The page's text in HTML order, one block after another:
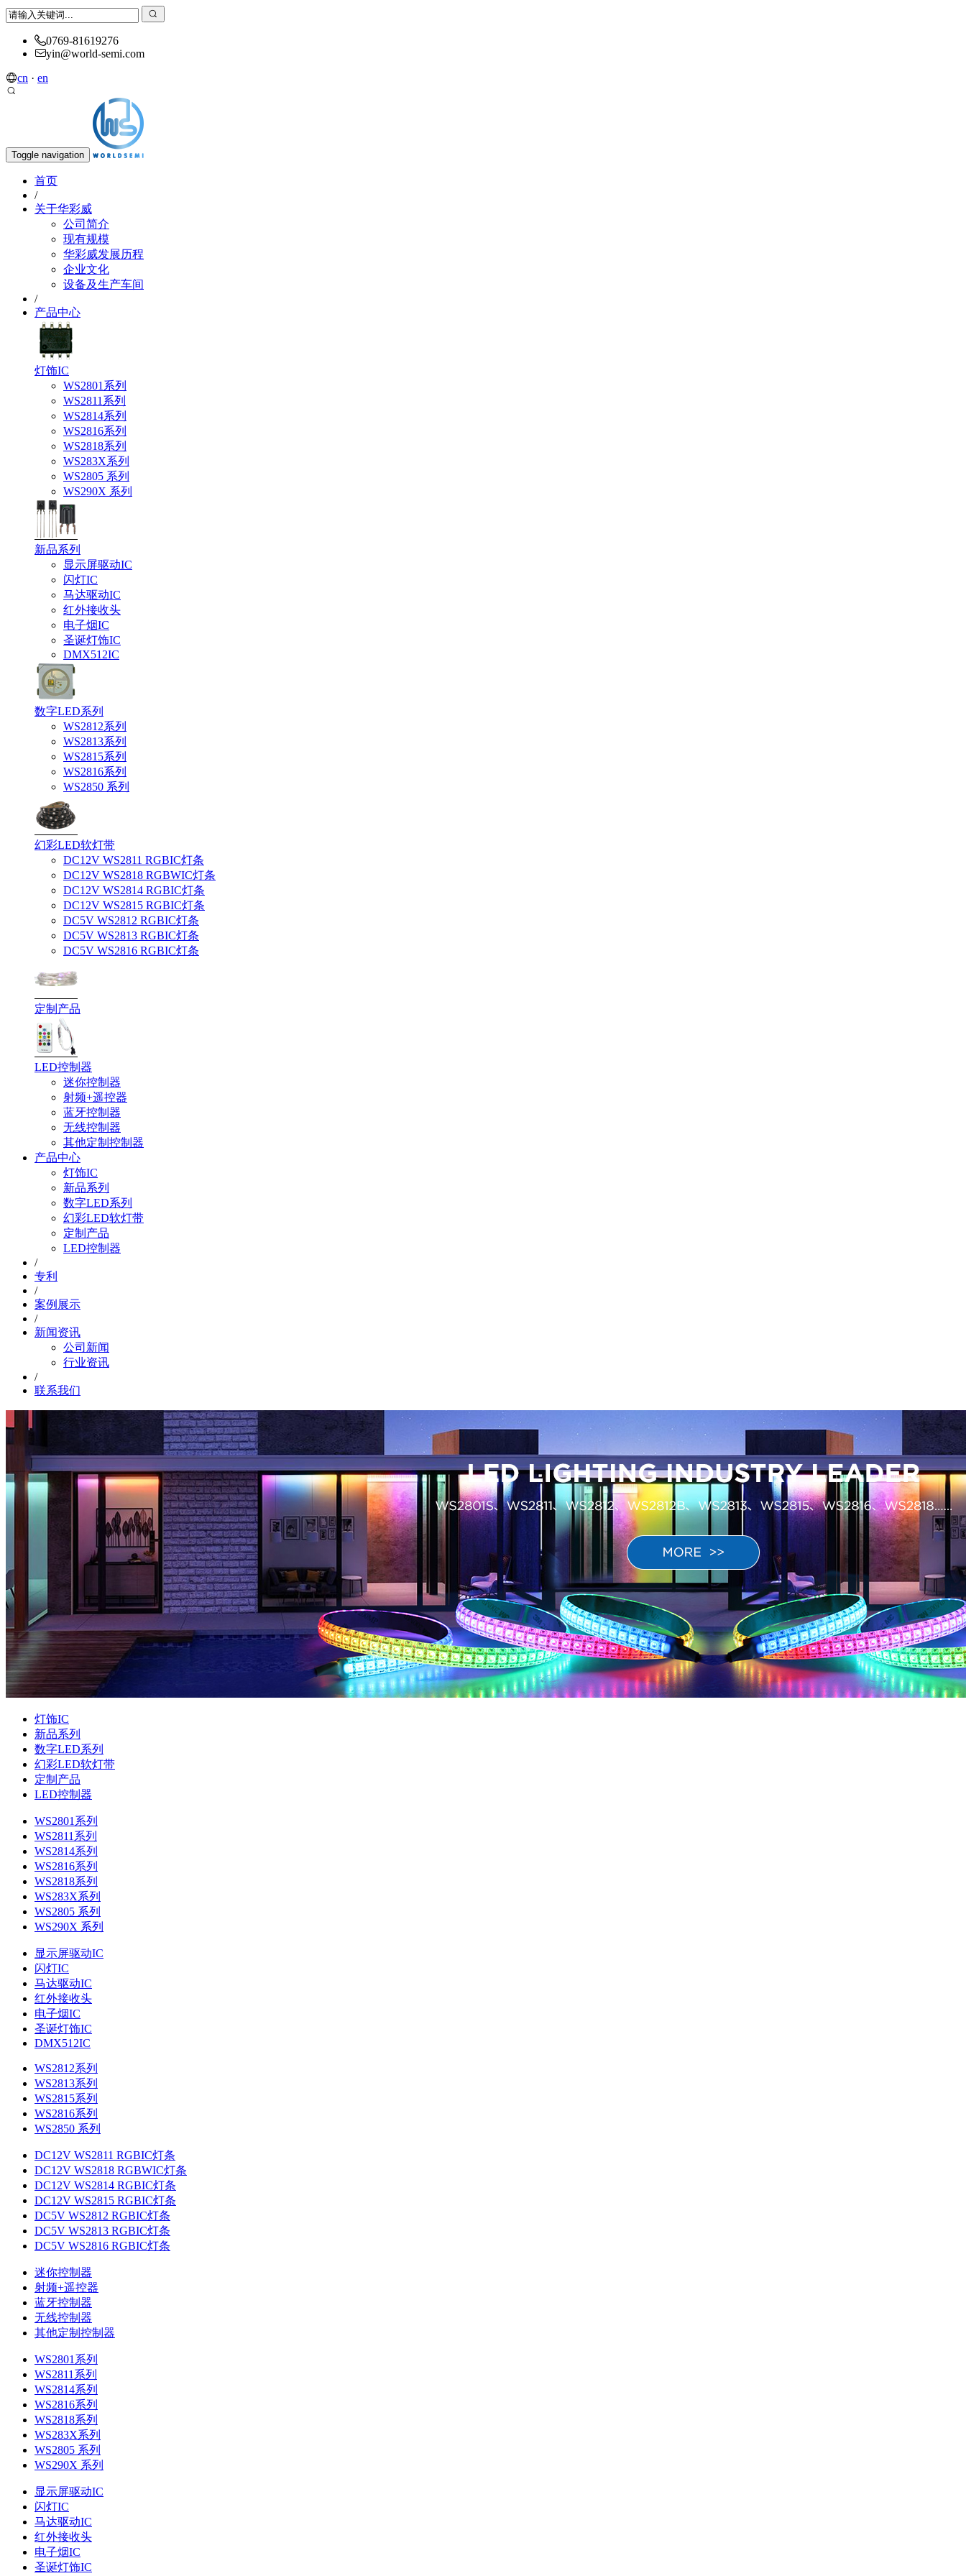
0769-81619276
yin@world-semi.com
cn · en
Toggle navigation
首页
/
关于华彩威
公司简介
现有规模
华彩威发展历程
企业文化
设备及生产车间
/
产品中心
灯饰IC
WS2801系列
WS2811系列
WS2814系列
WS2816系列
WS2818系列
WS283X系列
WS2805 系列
WS290X 系列
新品系列
显示屏驱动IC
闪灯IC
马达驱动IC
红外接收头
电子烟IC
圣诞灯饰IC
DMX512IC
数字LED系列
WS2812系列
WS2813系列
WS2815系列
WS2816系列
WS2850 系列
幻彩LED软灯带
DC12V WS2811 RGBIC灯条
DC12V WS2818 RGBWIC灯条
DC12V WS2814 RGBIC灯条
DC12V WS2815 RGBIC灯条
DC5V WS2812 RGBIC灯条
DC5V WS2813 RGBIC灯条
DC5V WS2816 RGBIC灯条
定制产品
LED控制器
迷你控制器
射频+遥控器
蓝牙控制器
无线控制器
其他定制控制器
产品中心
灯饰IC
新品系列
数字LED系列
幻彩LED软灯带
定制产品
LED控制器
/
专利
/
案例展示
/
新闻资讯
公司新闻
行业资讯
/
联系我们
灯饰IC
新品系列
数字LED系列
幻彩LED软灯带
定制产品
LED控制器
WS2801系列
WS2811系列
WS2814系列
WS2816系列
WS2818系列
WS283X系列
WS2805 系列
WS290X 系列
显示屏驱动IC
闪灯IC
马达驱动IC
红外接收头
电子烟IC
圣诞灯饰IC
DMX512IC
WS2812系列
WS2813系列
WS2815系列
WS2816系列
WS2850 系列
DC12V WS2811 RGBIC灯条
DC12V WS2818 RGBWIC灯条
DC12V WS2814 RGBIC灯条
DC12V WS2815 RGBIC灯条
DC5V WS2812 RGBIC灯条
DC5V WS2813 RGBIC灯条
DC5V WS2816 RGBIC灯条
迷你控制器
射频+遥控器
蓝牙控制器
无线控制器
其他定制控制器
WS2801系列
WS2811系列
WS2814系列
WS2816系列
WS2818系列
WS283X系列
WS2805 系列
WS290X 系列
显示屏驱动IC
闪灯IC
马达驱动IC
红外接收头
电子烟IC
圣诞灯饰IC